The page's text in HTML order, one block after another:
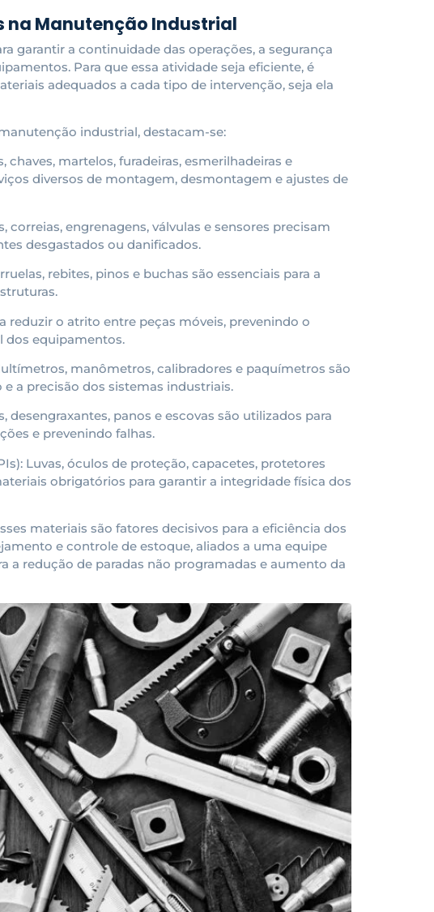
na Manutenção Industrial
garantir a continuidade das operações, a segurança
Para que essa atividade seja eficiente, é
adequados a cada tipo de intervenção, seja ela
industrial, destacam-se:
chaves, martelos, furadeiras, esmerilhadeiras e
diversos de montagem, desmontagem e ajustes de
correias, engrenagens, válvulas e sensores precisam
desgastados ou danificados.
rebites, pinos e buchas são essenciais para a
reduzir o atrito entre peças móveis, prevenindo o
dos equipamentos.
manômetros, calibradores e paquímetros são
a precisão dos sistemas industriais.
desengraxantes, panos e escovas são utilizados para
e prevenindo falhas.
Luvas, óculos de proteção, capacetes, protetores
obrigatórios para garantir a integridade física dos
materiais são fatores decisivos para a eficiência dos
e controle de estoque, aliados a uma equipe
redução de paradas não programadas e aumento da